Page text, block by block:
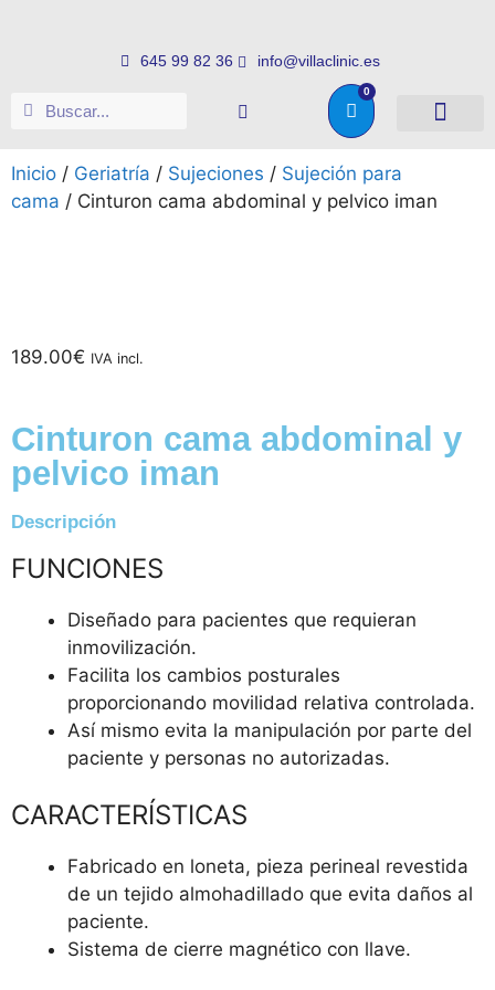
645 99 82 36 info@villaclinic.es
0
Inicio / Geriatría / Sujeciones / Sujeción para
cama / Cinturon cama abdominal y pelvico iman
189.00€ IVA incl.
Cinturon cama abdominal y
pelvico iman
Descripción
FUNCIONES
Diseñado para pacientes que requieran
inmovilización.
Facilita los cambios posturales
proporcionando movilidad relativa controlada.
Así mismo evita la manipulación por parte del
paciente y personas no autorizadas.
CARACTERÍSTICAS
Fabricado en loneta, pieza perineal revestida
de un tejido almohadillado que evita daños al
paciente.
Sistema de cierre magnético con llave.